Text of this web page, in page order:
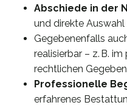
Abschiede in der
und direkte
Gegebenenfalls
realisierbar – z. B.
rechtlichen
Professionelle
erfahrenes